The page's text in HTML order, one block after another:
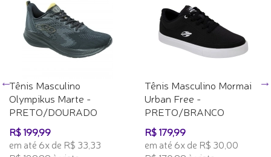
Tênis Masculino
Olympikus Marte -
PRETO/DOURADO
R$ 199,99
em até 6x de R$ 33,33
Tênis Masculino Mormai
Urban Free -
PRETO/BRANCO
R$ 179,99
em até 6x de R$ 30,00